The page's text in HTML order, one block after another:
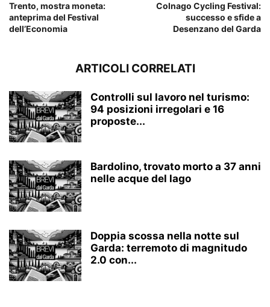
Trento, mostra moneta:
anteprima del Festival
dell’Economia
Colnago Cycling Festival:
successo e sfide a
Desenzano del Garda
ARTICOLI CORRELATI
Controlli sul lavoro nel turismo:
94 posizioni irregolari e 16
proposte...
Bardolino, trovato morto a 37 anni
nelle acque del lago
Doppia scossa nella notte sul
Garda: terremoto di magnitudo
2.0 con...